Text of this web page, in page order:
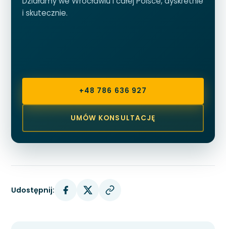
i skutecznie.
+48 786 636 927
UMÓW KONSULTACJĘ
Udostępnij: